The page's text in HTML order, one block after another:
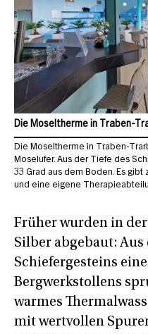
Die Moseltherme in Traben-
Die Moseltherme in Traben-
Moselufer. Aus der Tiefe des
33 Grad aus dem Boden. Es
und eine eigene
Früher wurden in
Silber abgebaut: Aus
Schiefergesteins
Bergwerkstollens
warmes
mit wertvollen